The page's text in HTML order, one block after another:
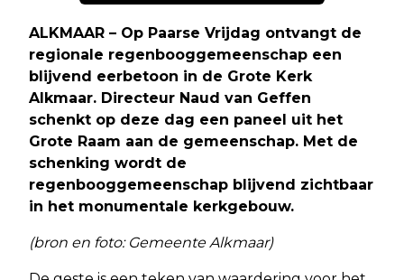
ALKMAAR – Op Paarse Vrijdag ontvangt de
regionale regenbooggemeenschap een
blijvend eerbetoon in de Grote Kerk
Alkmaar. Directeur Naud van Geffen
schenkt op deze dag een paneel uit het
Grote Raam aan de gemeenschap. Met de
schenking wordt de
regenbooggemeenschap blijvend zichtbaar
in het monumentale kerkgebouw.
(bron en foto: Gemeente Alkmaar)